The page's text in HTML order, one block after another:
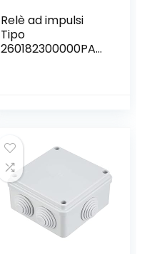
Relè ad impulsi
Tipo
260182300000PAS